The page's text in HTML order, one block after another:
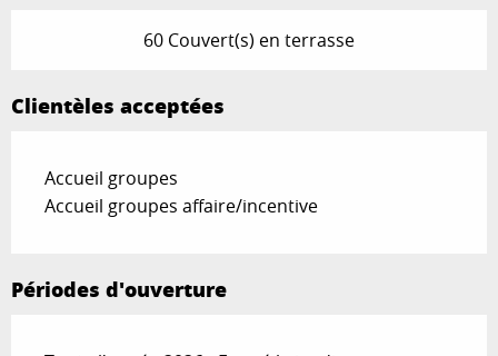
60 Couvert(s) en terrasse
Clientèles acceptées
Accueil groupes
Accueil groupes affaire/incentive
Périodes d'ouverture